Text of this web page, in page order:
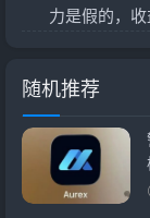
力是假的，
随机推荐